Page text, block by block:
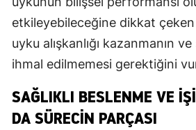
etkileyebileceğine dikkat
uyku alışkanlığı kazanmanın
ihmal edilmemesi gerektiğini
SAĞLIKLI BESLENME VE
DA SÜRECIN PARÇASI